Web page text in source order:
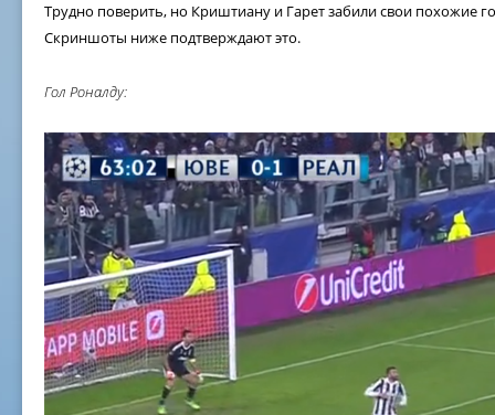
Трудно поверить, но Криштиану и Гарет забили свои похожие
Скриншоты ниже подтверждают это.
Гол Роналду: